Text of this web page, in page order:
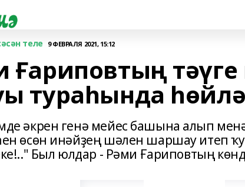
теле 9 ФЕВРАЛЯ 2021, 15:12
Ғариповтың
тураһында
әкрен генә мейес башына алып
өсөн инәйҙең шәлен шаршау итеп
Был юлдар - Рәми Ғариповтың